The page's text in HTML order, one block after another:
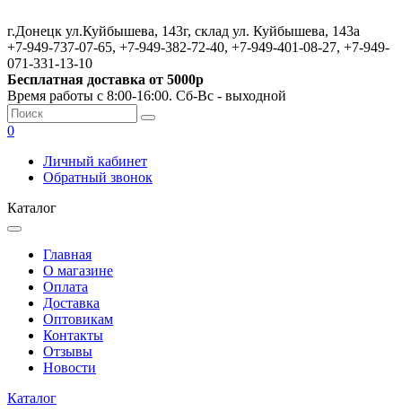
г.Донецк ул.Куйбышева, 143г, склад ул. Куйбышева, 143а
+7-949-737-07-65, +7-949-382-72-40, +7-949-401-08-27, +7-949-
071-331-13-10
Бесплатная доставка от 5000р
Время работы с 8:00-16:00. Сб-Вс - выходной
0
Личный кабинет
Обратный звонок
Каталог
Главная
О магазине
Оплата
Доставка
Оптовикам
Контакты
Отзывы
Новости
Каталог